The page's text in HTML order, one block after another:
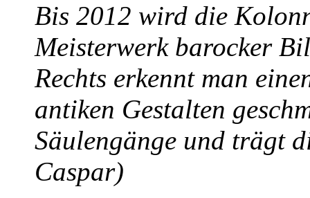
Bis 2012 wird die
Meisterwerk barocker
Rechts erkennt man
antiken Gestalten
Säulengänge und trägt
Caspar)